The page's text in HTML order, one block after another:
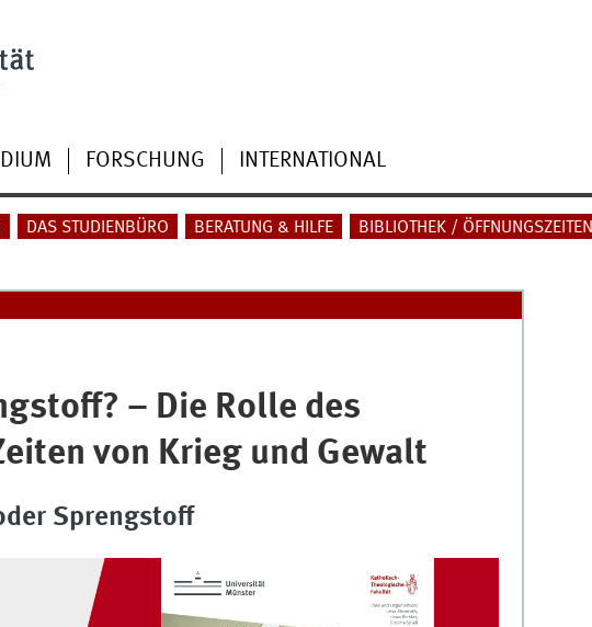
FORSCHUNG INTERNATIONAL
DAS STUDIENBÜRO BERATUNG & HILFE BIBLIOTHEK / ÖFFNUNGSZEITEN
– Die Rolle des
von Krieg und Gewalt
Sprengstoff